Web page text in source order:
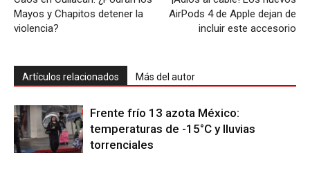
Mayos y Chapitos detener la
violencia?
AirPods 4 de Apple dejan de
incluir este accesorio
Artículos relacionados Más del autor
Frente frío 13 azota México:
temperaturas de -15°C y lluvias
torrenciales